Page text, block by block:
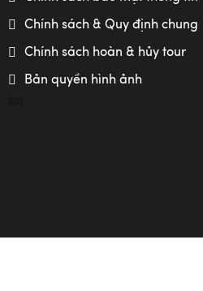
Chính sách & Quy định chung
Chính sách hoàn & hủy tour
Bản quyền hình ảnh